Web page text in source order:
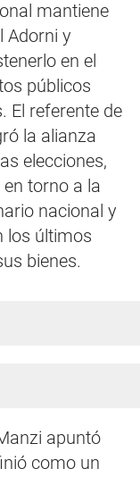
mantiene
Adorni y
en el
públicos
El referente de
la alianza
elecciones,
torno a la
nacional y
los últimos
bienes.
apuntó
como un